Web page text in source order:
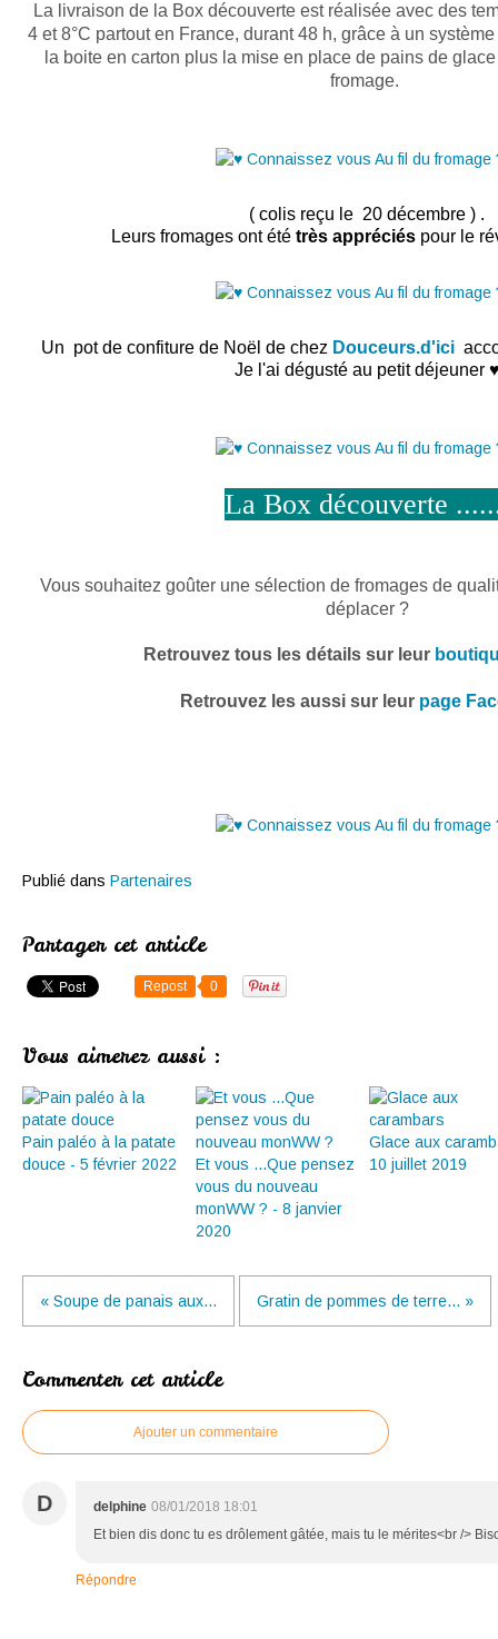
La livraison de la Box découverte est réalisée avec des
4 et 8°C partout en France, durant 48 h, grâce à un
la boite en carton plus la mise en place de pains de
fromage.
( colis reçu le 20 décembre ) .
Leurs fromages ont été très appréciés pour le
Un pot de confiture de Noël de chez Douceurs.d'ici
Je l'ai dégusté au petit déjeuner
La Box découverte
Vous souhaitez goûter une sélection de fromages de
déplacer ?
Retrouvez tous les détails sur leur
Retrouvez les aussi sur leur page
Publié dans Partenaires
Partager cet article
Repost 0
Vous aimerez aussi :
Pain paléo à la patate
douce - 5 février 2022
Et vous ...Que pensez
vous du nouveau
monWW ? - 8 janvier
2020
Glace aux
10 juillet 2019
« Soupe de panais aux... Gratin de pommes de terre... »
Commenter cet article
Ajouter un commentaire
D delphine 08/01/2018 18:01
Et bien dis donc tu es drôlement gâtée, mais tu le mérites<br />
Répondre